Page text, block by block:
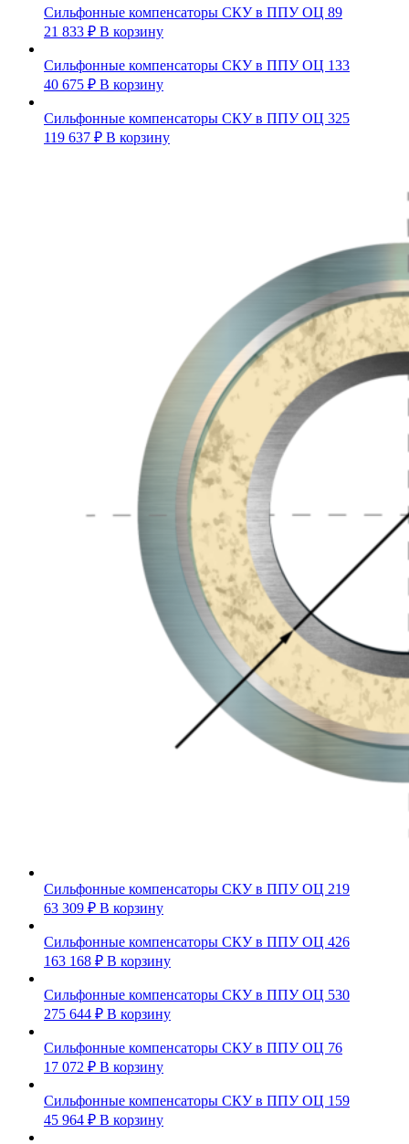
Сильфонные компенсаторы СКУ в ППУ ОЦ 89
21 833 ₽ В корзину
Сильфонные компенсаторы СКУ в ППУ ОЦ 133
40 675 ₽ В корзину
Сильфонные компенсаторы СКУ в ППУ ОЦ 325
119 637 ₽ В корзину
Сильфонные компенсаторы СКУ в ППУ ОЦ 219
63 309 ₽ В корзину
Сильфонные компенсаторы СКУ в ППУ ОЦ 426
163 168 ₽ В корзину
Сильфонные компенсаторы СКУ в ППУ ОЦ 530
275 644 ₽ В корзину
Сильфонные компенсаторы СКУ в ППУ ОЦ 76
17 072 ₽ В корзину
Сильфонные компенсаторы СКУ в ППУ ОЦ 159
45 964 ₽ В корзину